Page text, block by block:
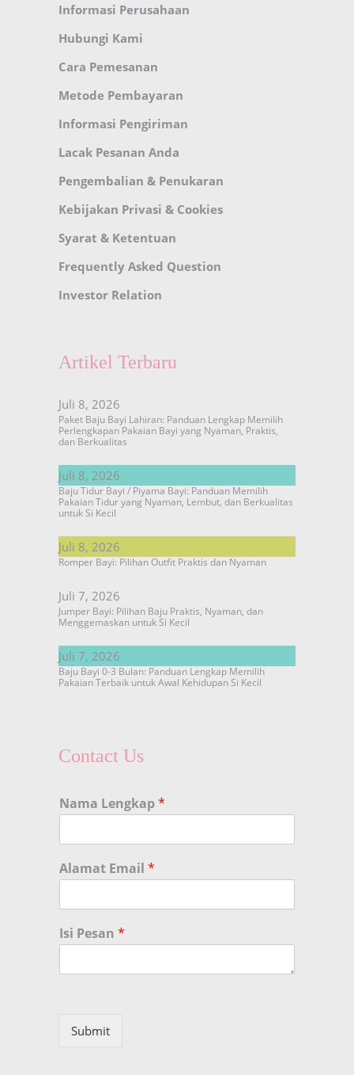
Informasi Perusahaan
Hubungi Kami
Cara Pemesanan
Metode Pembayaran
Informasi Pengiriman
Lacak Pesanan Anda
Pengembalian & Penukaran
Kebijakan Privasi & Cookies
Syarat & Ketentuan
Frequently Asked Question
Investor Relation
Artikel Terbaru
Juli 8, 2026
Paket Baju Bayi Lahiran: Panduan Lengkap Memilih
Perlengkapan Pakaian Bayi yang Nyaman, Praktis,
dan Berkualitas
Juli 8, 2026
Baju Tidur Bayi / Piyama Bayi: Panduan Memilih
Pakaian Tidur yang Nyaman, Lembut, dan Berkualitas
untuk Si Kecil
Juli 8, 2026
Romper Bayi: Pilihan Outfit Praktis dan Nyaman
Juli 7, 2026
Jumper Bayi: Pilihan Baju Praktis, Nyaman, dan
Menggemaskan untuk Si Kecil
Juli 7, 2026
Baju Bayi 0-3 Bulan: Panduan Lengkap Memilih
Pakaian Terbaik untuk Awal Kehidupan Si Kecil
Contact Us
Nama Lengkap*
Alamat Email *
Isi Pesan *
Submit